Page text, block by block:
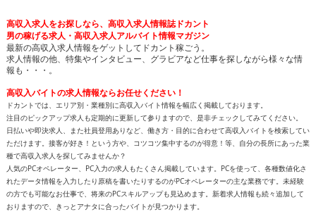
高収入求人をお探しなら、高収入求人情報誌ドカント
男の稼げる求人・高収入求人アルバイト情報マガジン
最新の高収入求人情報をゲットしてドカント稼ごう。
求人情報の他、特集やインタビュー、グラビアなど仕事を探しながら様々な情
報も・・・。
高収入バイトの求人情報ならお任せください！
ドカントでは、エリア別・業種別に高収入バイト情報を幅広く掲載しております。
注目のピックアップ求人も定期的に更新して参りますので、是非チェックしてみてください。
日払いや即決求人、また社員登用ありなど、働き方・目的に合わせて高収入バイトを検索してい
ただけます。接客が好き！という方や、コツコツ集中するのが得意！等、自分の長所にあった業
種で高収入求人を探してみませんか？
人気のPCオペレーター、PC入力の求人もたくさん掲載しています。PCを使って、各種数値化さ
れたデータ情報を入力したり原稿を書いたりするのがPCオペレーターの主な業務です。未経験
の方でも可能なお仕事で、将来のPCスキルアップも見込めます。新着求人情報も続々追加して
おりますので、きっとアナタに合ったバイトが見つかります。